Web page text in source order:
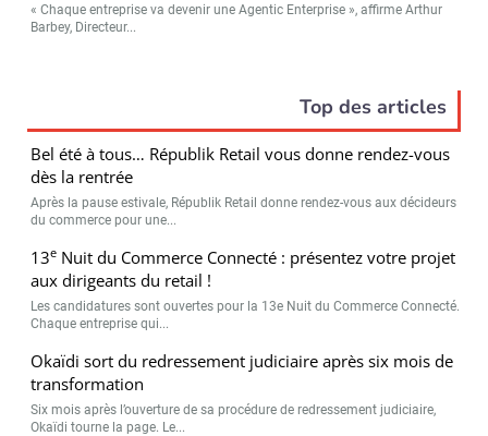
« Chaque entreprise va devenir une Agentic Enterprise », affirme Arthur
Barbey, Directeur...
Top des articles
Bel été à tous… Républik Retail vous donne rendez-vous
dès la rentrée
Après la pause estivale, Républik Retail donne rendez-vous aux décideurs
du commerce pour une...
13e Nuit du Commerce Connecté : présentez votre projet
aux dirigeants du retail !
Les candidatures sont ouvertes pour la 13e Nuit du Commerce Connecté.
Chaque entreprise qui...
Okaïdi sort du redressement judiciaire après six mois de
transformation
Six mois après l’ouverture de sa procédure de redressement judiciaire,
Okaïdi tourne la page. Le...